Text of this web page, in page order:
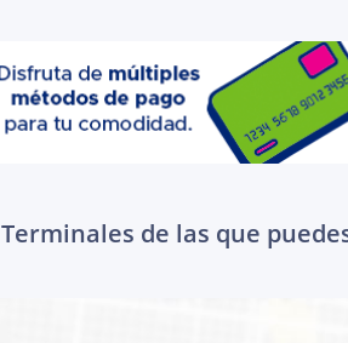
Terminales de las que